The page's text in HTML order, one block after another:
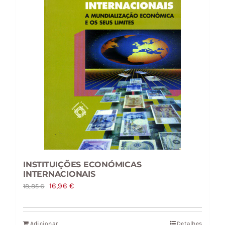
INSTITUIÇÕES ECONÓMICAS
INTERNACIONAIS
18,85€
O
original
16,96€O
atual